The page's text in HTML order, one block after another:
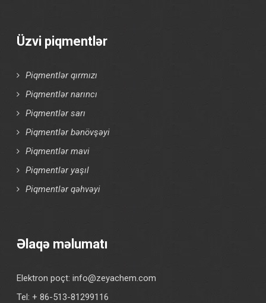
Üzvi piqmentlər
Piqmentlər qırmızı
Piqmentlər narıncı
Piqmentlər sarı
Piqmentlər bənövşəyi
Piqmentlər mavi
Piqmentlər yaşıl
Piqmentlər qəhvəyi
Əlaqə məlumatı
Elektron poçt:info@zeyachem.com
Tel: + 86-513-81299116